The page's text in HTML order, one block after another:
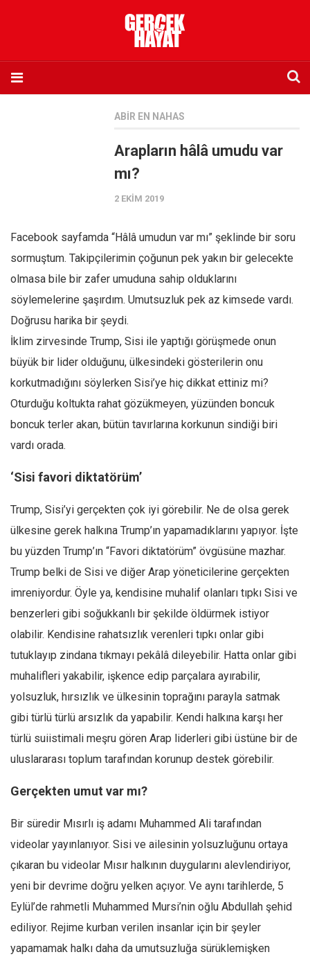
Abone olmak istiyorum
Sosyal Medya
Twitter
Facebook
Instagram
YouTube
Editörden
Yazarlar
Yvonne Ridley
Barış Tarımcıoğlu
Ömer Kayani
Yusuf Armağan
Hasanali Yıldırım
Leyla Şerif Emin
Selçuk Türkyılmaz
Bağdagül Öz
Esra Elönü
» Yazar arşivi
Kitap
Karisi kitap sualleri
7 soruda bu hafta
Ekonomi
ABIR EN NAHAS
Arapların hâlâ umudu var
mı?
2 EKIM 2019
Facebook sayfamda “Hâlâ umudun var mı” şeklinde bir soru
sormuştum. Takipçilerimin çoğunun pek yakın bir gelecekte
olmasa bile bir zafer umuduna sahip olduklarını
söylemelerine şaşırdım. Umutsuzluk pek az kimsede vardı.
Doğrusu harika bir şeydi.
İklim zirvesinde Trump, Sisi ile yaptığı görüşmede onun
büyük bir lider olduğunu, ülkesindeki gösterilerin onu
korkutmadığını söylerken Sisi’ye hiç dikkat ettiniz mi?
Oturduğu koltukta rahat gözükmeyen, yüzünden boncuk
boncuk terler akan, bütün tavırlarına korkunun sindiği biri
vardı orada.
‘Sisi favori diktatörüm’
Trump, Sisi’yi gerçekten çok iyi görebilir. Ne de olsa gerek
ülkesine gerek halkına Trump’ın yapamadıklarını yapıyor. İşte
bu yüzden Trump’ın “Favori diktatörüm” övgüsüne mazhar.
Trump belki de Sisi ve diğer Arap yöneticilerine gerçekten
imreniyordur. Öyle ya, kendisine muhalif olanları tıpkı Sisi ve
benzerleri gibi soğukkanlı bir şekilde öldürmek istiyor
olabilir. Kendisine rahatsızlık verenleri tıpkı onlar gibi
tutuklayıp zindana tıkmayı pekâlâ dileyebilir. Hatta onlar gibi
muhalifleri yakabilir, işkence edip parçalara ayırabilir,
yolsuzluk, hırsızlık ve ülkesinin toprağını parayla satmak
gibi türlü türlü arsızlık da yapabilir. Kendi halkına karşı her
türlü suiistimali meşru gören Arap liderleri gibi üstüne bir de
uluslararası toplum tarafından korunup destek görebilir.
Gerçekten umut var mı?
Bir süredir Mısırlı iş adamı Muhammed Ali tarafından
videolar yayınlanıyor. Sisi ve ailesinin yolsuzluğunu ortaya
çıkaran bu videolar Mısır halkının duygularını alevlendiriyor,
yeni bir devrime doğru yelken açıyor. Ve aynı tarihlerde, 5
Eylül’de rahmetli Muhammed Mursi’nin oğlu Abdullah şehid
ediliyor. Rejime kurban verilen insanlar için bir şeyler
yapamamak halkı daha da umutsuzluğa sürüklemişken